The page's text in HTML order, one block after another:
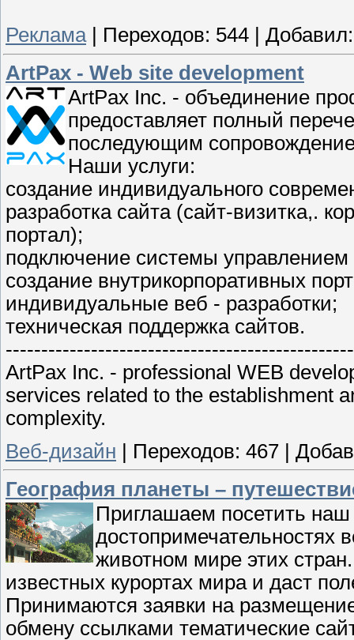
Реклама| Переходов: 544
Добавил:
ArtPax - Web site development
ArtPax Inc. - объединение
предоставляет полный
последующим
Наши услуги:
создание индивидуального
разработка сайта (сайт-визитка,.
портал);
подключение системы управлением
создание внутрикорпоративных
индивидуальные веб - разработки;
техническая поддержка сайтов.
ArtPax Inc. - professional WEB
services related to the establishment
complexity.
Веб-дизайн | Переходов: 467 |
География планеты –
Приглашаем посетить наш
достопримечательностях
животном мире этих
известных курортах мира и даст
Принимаются заявки на
обмену ссылками тематические